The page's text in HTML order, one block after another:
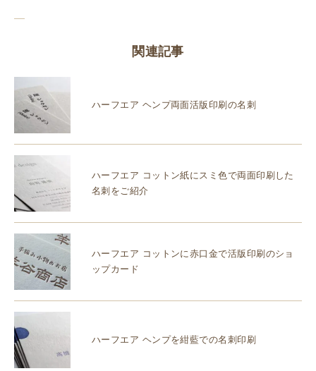
関連記事
ハーフエア ヘンプ両面活版印刷の名刺
ハーフエア コットン紙にスミ色で両面印刷した
名刺をご紹介
ハーフエア コットンに赤口金で活版印刷のショ
ップカード
ハーフエア ヘンプを紺藍での名刺印刷